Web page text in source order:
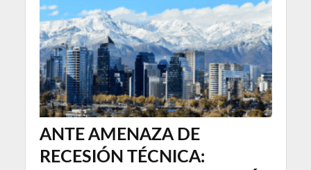
ANTE AMENAZA DE
RECESIÓN TÉCNICA: